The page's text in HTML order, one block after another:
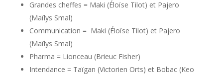
Grandes cheffes = Maki (Éloïse Tilot) et Pajero
(Maïlys Smal)
Communication = Maki (Éloïse Tilot) et Pajero
(Maïlys Smal)
Pharma = Lionceau (Brieuc Fisher)
Intendance = Taïgan (Victorien Orts) et Bobac (Keo